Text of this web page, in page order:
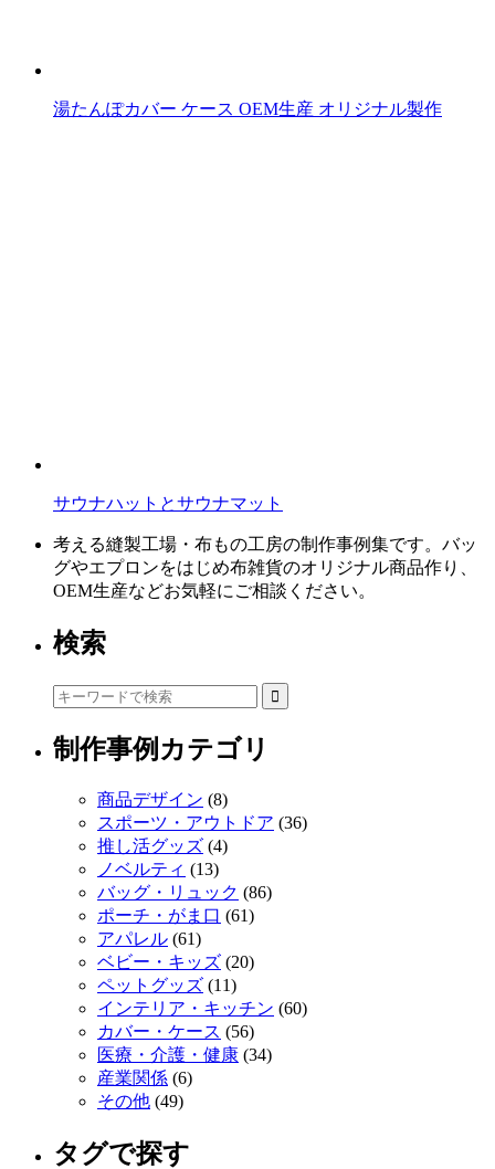
湯たんぽカバー ケース OEM生産 オリジナル製作
サウナハットとサウナマット
考える縫製工場・布もの工房の制作事例集です。バッ
グやエプロンをはじめ布雑貨のオリジナル商品作り、
OEM生産などお気軽にご相談ください。
検索
制作事例カテゴリ
商品デザイン (8)
スポーツ・アウトドア (36)
推し活グッズ (4)
ノベルティ (13)
バッグ・リュック (86)
ポーチ・がま口 (61)
アパレル (61)
ベビー・キッズ (20)
ペットグッズ (11)
インテリア・キッチン (60)
カバー・ケース (56)
医療・介護・健康 (34)
産業関係 (6)
その他 (49)
タグで探す